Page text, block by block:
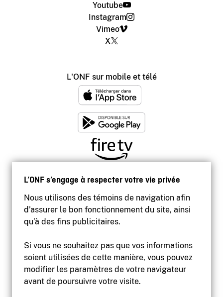
L’ONF s’engage à respecter votre vie privée
Nous utilisons des témoins de navigation afin
d’assurer le bon fonctionnement du site, ainsi
qu’à des fins publicitaires.
Si vous ne souhaitez pas que vos informations
soient utilisées de cette manière, vous pouvez
modifier les paramètres de votre navigateur
avant de poursuivre votre visite.
Youtube
Instagram
Vimeo
X
L'ONF sur mobile et télé
Accessibilité
Site institutionnel